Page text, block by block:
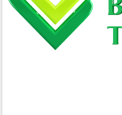
Lấy ý kiến điều chỉnh Quy hoạch tỉnh
Đắk Lắk thời kỳ 2021-2030, tầm nhìn
đến năm 2050
Phát động chiến dịch 30 ngày đêm